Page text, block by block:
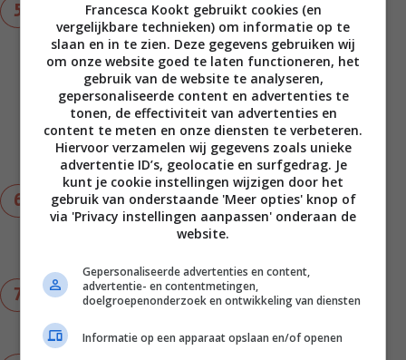
Haal daarna de schenkel uit de pan en snijd het
vlees klein. Voeg samen met alle groenten, de
fijngehakte selderij steeltjes en de rookworst in
plakjes weer toe en laat 30 minuten pruttelen.
Proef tussentijds en voeg eventueel naar smaak
nog zout en/of zwarte peper toe. Vind je soep te
dik? Voeg dan nog wat extra water of bouillon
toe. Roer op het laatst de helft van de gehakte
bladselderij erdoor.
Bak ondertussen de tweede rookworst (die je in
blokjes hebt gesneden) krokant uit in een
koekenpan zonder vet en laat daarna uitlekken
Serveer de erwtensoep in kommen en garneer
met de krokante rookworstblokjes, gehakte
bladselderij en een snufje peper.
Francesca Kookt gebruikt cookies (en
vergelijkbare technieken) om informatie op te
slaan en in te zien. Deze gegevens gebruiken wij
om onze website goed te laten functioneren, het
gebruik van de website te analyseren,
gepersonaliseerde content en advertenties te
tonen, de effectiviteit van advertenties en
content te meten en onze diensten te verbeteren.
Hiervoor verzamelen wij gegevens zoals unieke
advertentie ID’s, geolocatie en surfgedrag. Je
kunt je cookie instellingen wijzigen door het
gebruik van onderstaande 'Meer opties' knop of
via 'Privacy instellingen aanpassen' onderaan de
website.
Gepersonaliseerde advertenties en content,
advertentie- en contentmetingen,
doelgroepenonderzoek en ontwikkeling van diensten
Informatie op een apparaat opslaan en/of openen